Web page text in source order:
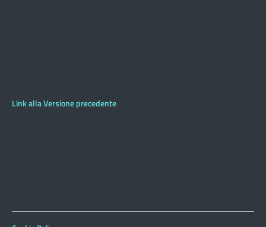
Link alla Versione precedente